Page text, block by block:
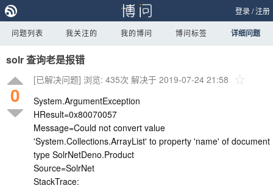
登录/注册
问题列表 我关注的 我的博问 博问标签 详细问题
solr 查询老是报错
0
[已解决问题] 浏览: 435次 解决于 2019-07-24 21:58
System.ArgumentException
HResult=0x80070057
Message=Could not convert value
'System.Collections.ArrayList' to property 'name' of document
type SolrNetDeno.Product
Source=SolrNet
StackTrace: